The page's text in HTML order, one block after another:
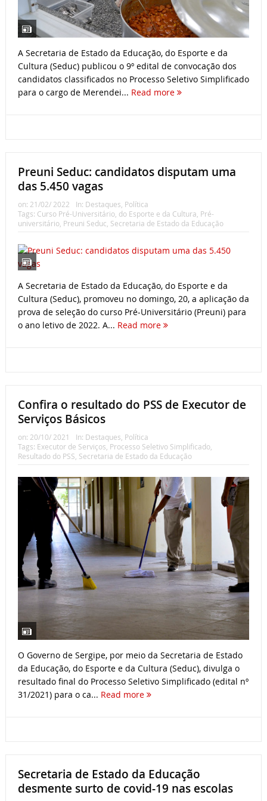
A Secretaria de Estado da Educação, do Esporte e da
Cultura (Seduc) publicou o 9º edital de convocação dos
candidatos classificados no Processo Seletivo Simplificado
para o cargo de Merendei... Read more
Preuni Seduc: candidatos disputam uma
das 5.450 vagas
on: 21/02/ 2022 In: Destaques Política
Tags: Curso Pré-Universitário, do Esporte e da Cultura Pré-
universitário, Preuni Seduc Secretaria de Estado da Educação
A Secretaria de Estado da Educação, do Esporte e da
Cultura (Seduc), promoveu no domingo, 20, a aplicação da
prova de seleção do curso Pré-Universitário (Preuni) para
o ano letivo de 2022. A... Read more
Confira o resultado do PSS de Executor de
Serviços Básicos
on: 20/10/ 2021 In: Destaques Política
Tags: Executor de Serviços Processo Seletivo Simplificado,
Resultado do PSS Secretaria de Estado da Educação
O Governo de Sergipe, por meio da Secretaria de Estado
da Educação, do Esporte e da Cultura (Seduc), divulga o
resultado final do Processo Seletivo Simplificado (edital nº
31/2021) para o ca... Read more
Secretaria de Estado da Educação
desmente surto de covid-19 nas escolas